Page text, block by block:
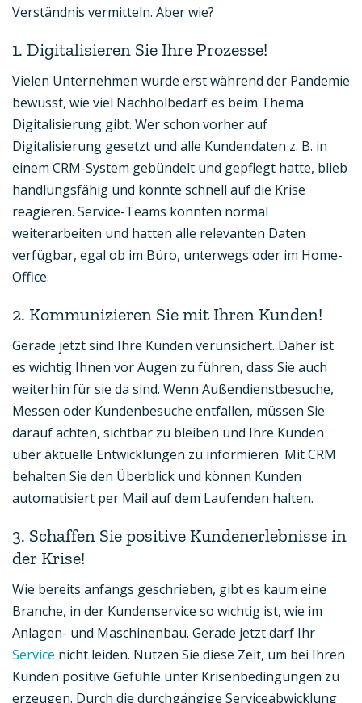
Verständnis vermitteln. Aber wie?
1. Digitalisieren Sie Ihre Prozesse!
Vielen Unternehmen wurde erst während der Pandemie
bewusst, wie viel Nachholbedarf es beim Thema
Digitalisierung gibt. Wer schon vorher auf
Digitalisierung gesetzt und alle Kundendaten z. B. in
einem CRM-System gebündelt und gepflegt hatte, blieb
handlungsfähig und konnte schnell auf die Krise
reagieren. Service-Teams konnten normal
weiterarbeiten und hatten alle relevanten Daten
verfügbar, egal ob im Büro, unterwegs oder im Home-
Office.
2. Kommunizieren Sie mit Ihren Kunden!
Gerade jetzt sind Ihre Kunden verunsichert. Daher ist
es wichtig Ihnen vor Augen zu führen, dass Sie auch
weiterhin für sie da sind. Wenn Außendienstbesuche,
Messen oder Kundenbesuche entfallen, müssen Sie
darauf achten, sichtbar zu bleiben und Ihre Kunden
über aktuelle Entwicklungen zu informieren. Mit CRM
behalten Sie den Überblick und können Kunden
automatisiert per Mail auf dem Laufenden halten.
3. Schaffen Sie positive Kundenerlebnisse in
der Krise!
Wie bereits anfangs geschrieben, gibt es kaum eine
Branche, in der Kundenservice so wichtig ist, wie im
Anlagen- und Maschinenbau. Gerade jetzt darf Ihr
Service nicht leiden. Nutzen Sie diese Zeit, um bei Ihren
Kunden positive Gefühle unter Krisenbedingungen zu
erzeugen. Durch die durchgängige Serviceabwicklung